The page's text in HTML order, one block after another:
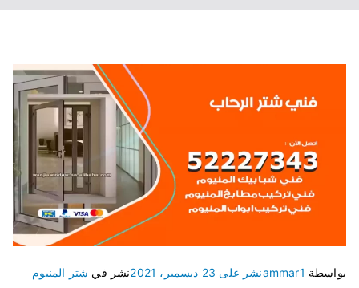
بواسطة ammar1نشر على 23 ديسمبر، 2021 نشر في شتر المنيوم